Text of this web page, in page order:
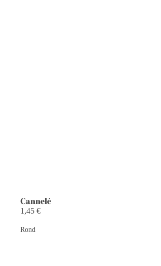
Cannelé
1,45 €
Rond